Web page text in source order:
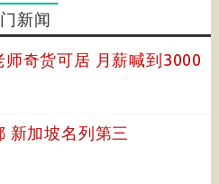
新闻
师奇货可居 月薪喊到3000
新加坡名列第三